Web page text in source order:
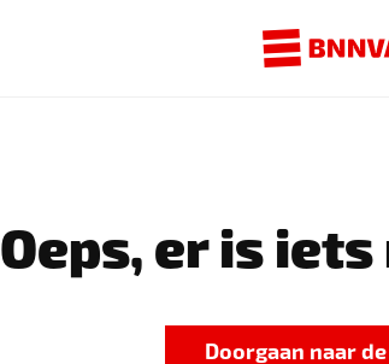
Oeps, er is
Doorgaan naar